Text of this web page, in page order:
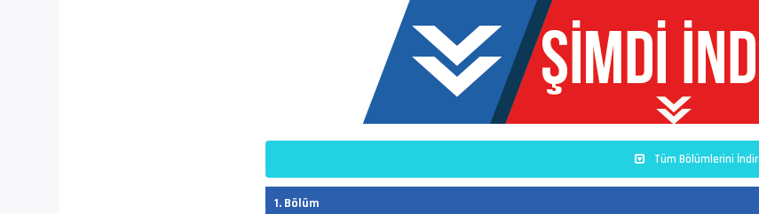
Yapı              : V_MPEGH/ISO/HEVC -> Kontrol ediniz.
Ses  #2           : E-AC-3 | 640 kb/s
Ses Profili       : Dolby Digital Plus
İz Adı            : Orijinal - Filmbol.org
Dil               : en
Tüm Bölümlerini İndir
1. Bölüm